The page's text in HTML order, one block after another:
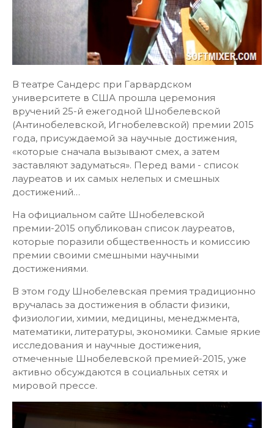
В театре Сандерс при Гарвардском
университете в США прошла церемония
вручений 25-й ежегодной Шнобелевской
(Антинобелевской, Игнобелевской) премии 2015
года, присуждаемой за научные достижения,
«которые сначала вызывают смех, а затем
заставляют задуматься». Перед вами - список
лауреатов и их самых нелепых и смешных
достижений…
На официальном сайте Шнобелевской
премии-2015 опубликован список лауреатов,
которые поразили общественность и комиссию
премии своими смешными научными
достижениями.
В этом году Шнобелевская премия традиционно
вручалась за достижения в области физики,
физиологии, химии, медицины, менеджмента,
математики, литературы, экономики. Самые яркие
исследования и научные достижения,
отмеченные Шнобелевской премией-2015, уже
активно обсуждаются в социальных сетях и
мировой прессе.